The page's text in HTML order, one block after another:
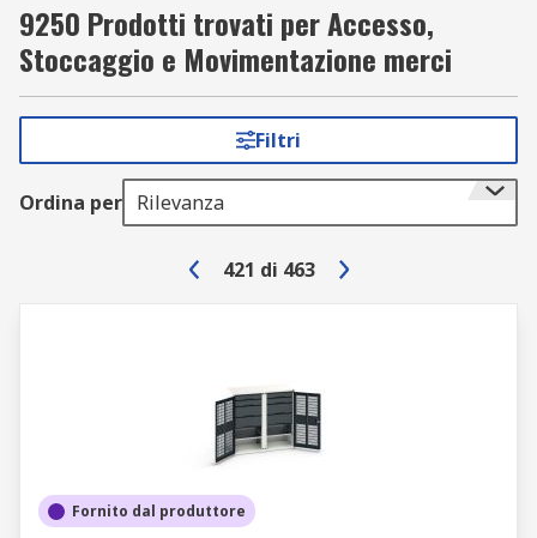
9250 Prodotti trovati per Accesso,
Stoccaggio e Movimentazione merci
Filtri
Ordina per Rilevanza
421 di 463
Fornito dal produttore